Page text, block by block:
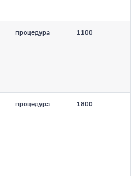
процедура 1100
процедура 1800